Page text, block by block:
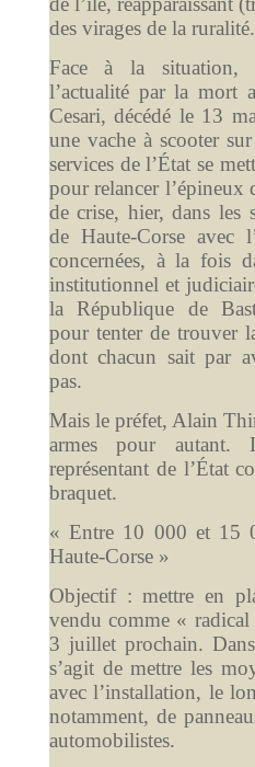
des virages de la ruralité.
Face à la situation,
l’actualité par la mort
Cesari, décédé le 13
une vache à scooter
services de l’État se
pour relancer l’épineux
de crise, hier, dans les
de Haute-Corse avec
concernées, à la fois
institutionnel et
la République de
pour tenter de trouver
dont chacun sait par
pas.
Mais le préfet, Alain
armes pour autant.
représentant de l’État
braquet.
« Entre 10 000 et 15
Haute-Corse »
Objectif : mettre en
vendu comme «
3 juillet prochain.
s’agit de mettre les
avec l’installation, le
notamment, de
automobilistes.